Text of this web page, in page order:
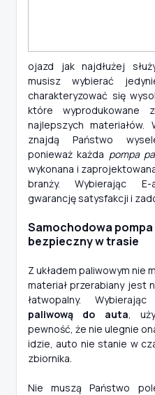
ojazd jak najdłużej
musisz wybierać
charakteryzować się
które wyprodukowane
najlepszych
znajdą Państwo
ponieważ każda pompa
wykonana i
branży. Wybierając E-
gwarancję satysfakcji i
Samochodowa pompa
bezpieczny w trasie
Z układem paliwowym nie
materiał przerabiany jest
łatwopalny.
paliwową do auta,
pewność, że nie ulegnie
idzie, auto nie stanie w
zbiornika.
Nie muszą Państwo